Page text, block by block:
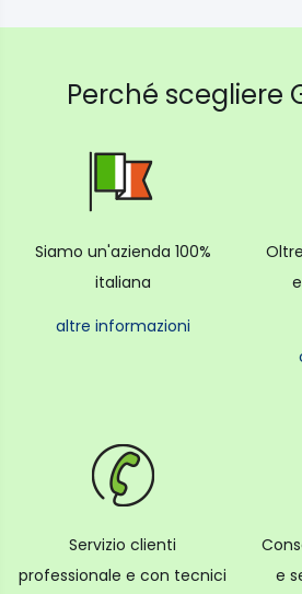
Perché scegliere
Siamo un'azienda 100%
italiana
altre informazioni
Servizio clienti
professionale e con tecnici
e